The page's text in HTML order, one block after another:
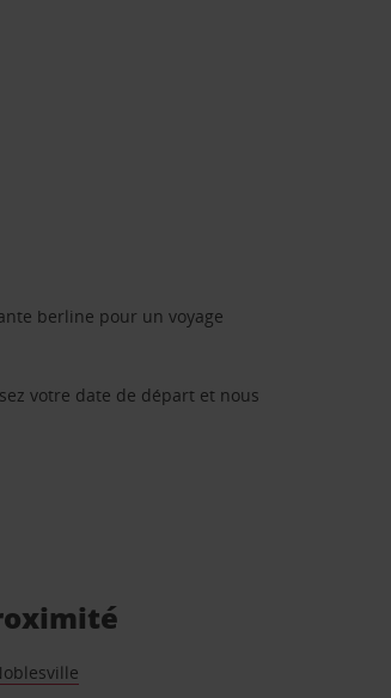
berline pour un voyage
votre date de départ et nous